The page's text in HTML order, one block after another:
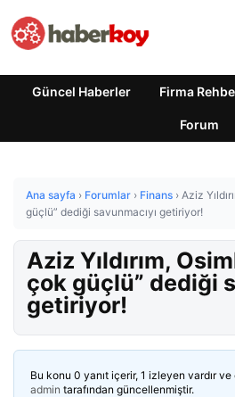
Güncel Haberler Firma
Forum
Ana sayfa › Forumlar › Finans › Aziz
güçlü” dediği savunmacıyı getiriyor!
Aziz Yıldırım,
çok güçlü” dediği
getiriyor!
Bu konu 0 yanıt içerir, 1 izleyen vardır ve
admin tarafından güncellenmiştir.